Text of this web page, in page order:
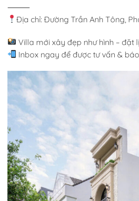
⸻
Địa chỉ: Đường Trần Anh Tông,
Villa mới xây đẹp như hình – đặt
Inbox ngay để được tư vấn &